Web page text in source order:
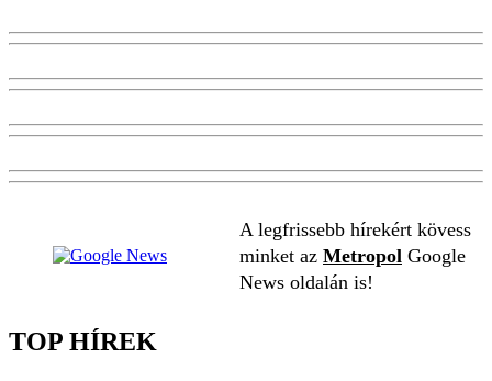
A legfrissebb hírekért kövess
minket az Metropol Google
News oldalán is!
TOP HÍREK